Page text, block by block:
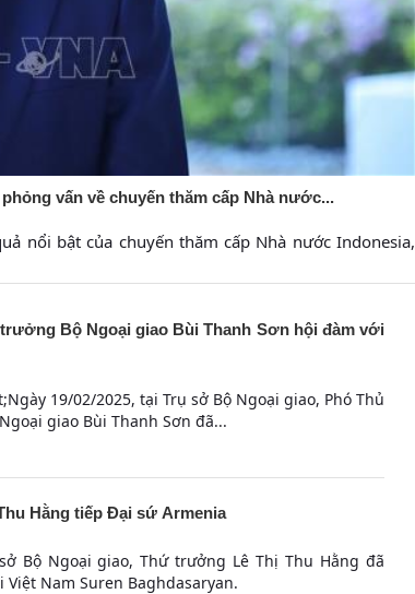
vấn về chuyến thăm cấp Nhà nước...
nổi bật của chuyến thăm cấp Nhà nước Indonesia,
Bộ Ngoại giao Bùi Thanh Sơn hội đàm với
19/02/2025, tại Trụ sở Bộ Ngoại giao, Phó Thủ
giao Bùi Thanh Sơn đã...
Hằng tiếp Đại sứ Armenia
Bộ Ngoại giao, Thứ trưởng Lê Thị Thu Hằng đã
Nam Suren Baghdasaryan.